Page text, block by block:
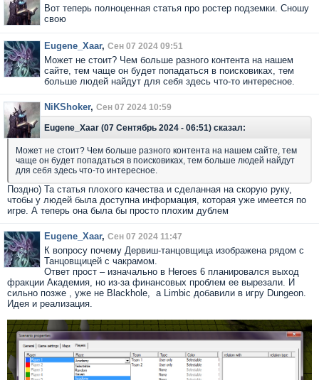
Вот теперь полноценная статья про ростер подземки. Сношу
свою
Eugene_Xaar, Сен 07 2024 09:51
Может не стоит? Чем больше разного контента на нашем
сайте, тем чаще он будет попадаться в поисковиках, тем
больше людей найдут для себя здесь что-то интересное.
NiKShoker, Сен 07 2024 10:59
Eugene_Xaar (07 Сентябрь 2024 - 06:51) сказал:
Может не стоит? Чем больше разного контента на нашем сайте, тем
чаще он будет попадаться в поисковиках, тем больше людей найдут
для себя здесь что-то интересное.
Поздно) Та статья плохого качества и сделанная на скорую руку,
чтобы у людей была доступна информация, которая уже имеется по
игре. А теперь она была бы просто плохим дублем
Eugene_Xaar, Сен 07 2024 11:47
К вопросу почему Дервиш-танцовщица изображена рядом с
Танцовщицей с чакрамом.
Ответ прост – изначально в Heroes 6 планировался выход
фракции Академия, но из-за финансовых проблем ее вырезали. И
сильно позже , уже не Blackhole, а Limbic добавили в игру Dungeon.
Идея и реализация.